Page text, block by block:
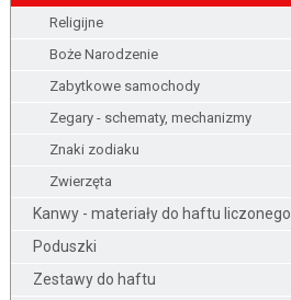
Religijne
Boże Narodzenie
Zabytkowe samochody
Zegary - schematy, mechanizmy
Znaki zodiaku
Zwierzęta
Kanwy - materiały do haftu liczonego
Poduszki
Zestawy do haftu